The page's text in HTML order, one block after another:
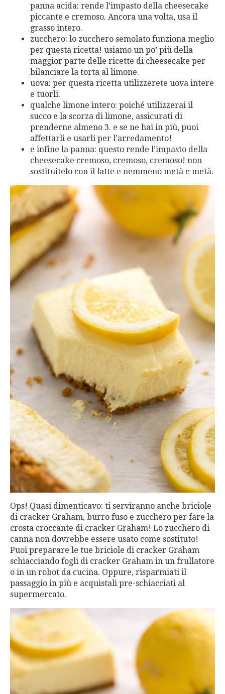
panna acida: rende l’impasto della cheesecake
piccante e cremoso. Ancora una volta, usa il
grasso intero.
zucchero: lo zucchero semolato funziona meglio
per questa ricetta! usiamo un po’ più della
maggior parte delle ricette di cheesecake per
bilanciare la torta al limone.
uova: per questa ricetta utilizzerete uova intere
e tuorli.
qualche limone intero: poiché utilizzerai il
succo e la scorza di limone, assicurati di
prenderne almeno 3. e se ne hai in più, puoi
affettarli e usarli per l’arredamento!
e infine la panna: questo rende l’impasto della
cheesecake cremoso, cremoso, cremoso! non
sostituitelo con il latte e nemmeno metà e metà.
Ops! Quasi dimenticavo: ti serviranno anche briciole
di cracker Graham, burro fuso e zucchero per fare la
crosta croccante di cracker Graham! Lo zucchero di
canna non dovrebbe essere usato come sostituto!
Puoi preparare le tue briciole di cracker Graham
schiacciando fogli di cracker Graham in un frullatore
o in un robot da cucina. Oppure, risparmiati il
passaggio in più e acquistali pre-schiacciati al
supermercato.